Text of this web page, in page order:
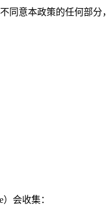
同意本政策的任何部分
会收集：